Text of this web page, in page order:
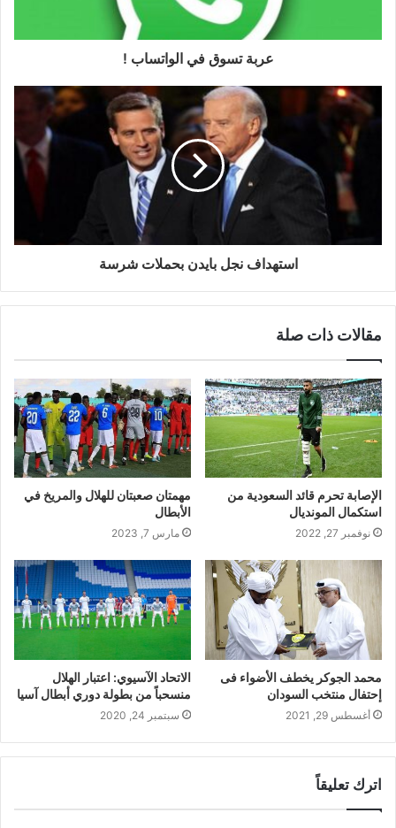
عربة تسوق في الواتساب !
استهداف نجل بايدن بحملات شرسة
مقالات ذات صلة
الإصابة تحرم قائد السعودية من
استكمال المونديال
نوفمبر 27, 2022
مهمتان صعبتان للهلال والمريخ في
الأبطال
مارس 7, 2023
محمد الجوكر يخطف الأضواء فى
إحتفال منتخب السودان
أغسطس 29, 2021
الاتحاد الآسيوي: اعتبار الهلال
منسحباً من بطولة دوري أبطال آسيا
سبتمبر 24, 2020
اترك تعليقاً